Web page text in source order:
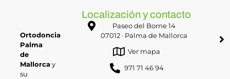
Localización y contacto
Paseo del Borne 14
07012 · Palma de Mallorca
Ver mapa
971 71 46 94
Ortodoncia
Palma
de
Mallorcay
su